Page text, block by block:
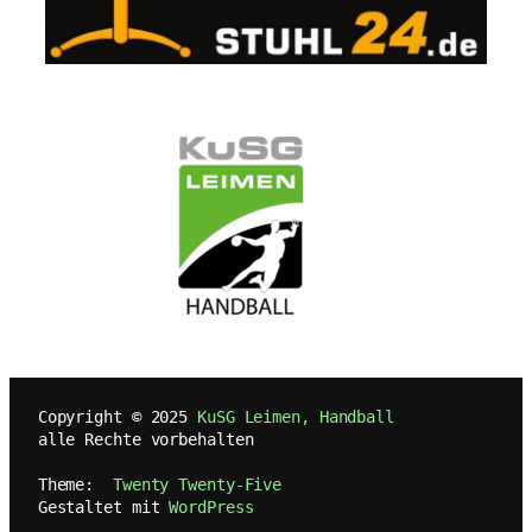
   Copyright © 2025
KuSG Leimen, Handball
   alle Rechte vorbehalten
   Theme:
Twenty Twenty-Five
   Gestaltet mit
WordPress